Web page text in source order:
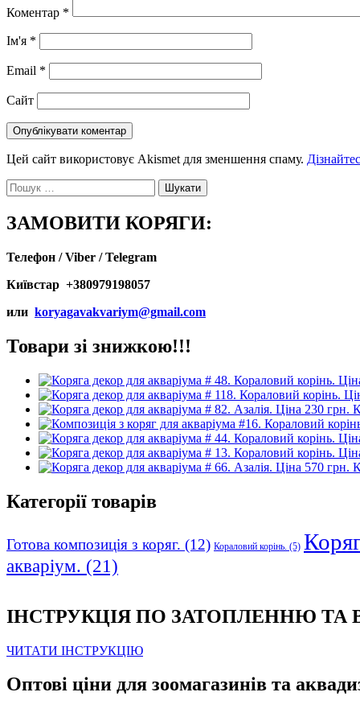
Коментар *
Ім'я *
Email *
Сайт
Цей сайт використовує Akismet для зменшення спаму.
Пошук:
ЗАМОВИТИ КОРЯГИ:
Телефон / Viber / Telegram
Київстар +380979198057
или koryagavakvariym@gmail.com
Товари зі знижкою!!!
Категорії товарів
Готова композиція з коряг. (12) Кораловий корінь. (5)
акваріум. (21)
ІНСТРУКЦІЯ ПО ЗАТОПЛЕННЮ
ЧИТАТИ ІНСТРУКЦІЮ
Оптові ціни для зоомагазинів та